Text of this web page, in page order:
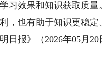
习效果和知识获取质
，也有助于知识更稳定
报》（2026年05月20